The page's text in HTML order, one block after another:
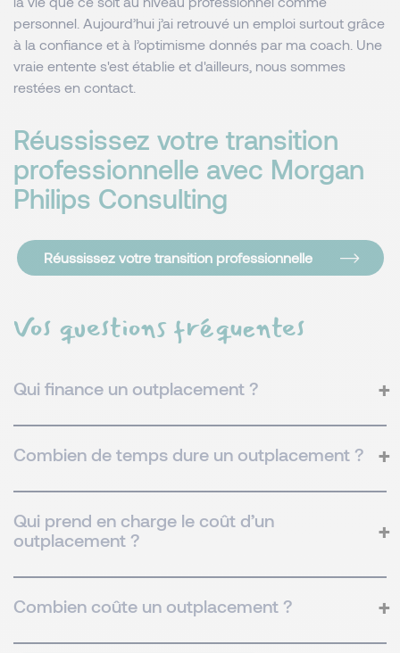
personnel. Aujourd’hui j’ai retrouvé un emploi surtout grâce
à la confiance et à l’optimisme donnés par ma coach. Une
vraie entente s'est établie et d'ailleurs, nous sommes
restées en contact.
Réussissez votre transition
professionnelle avec Morgan
Philips Consulting
Réussissez votre transition professionnelle
Vos questions fréquentes
Qui finance un outplacement ?
Combien de temps dure un outplacement ?
Qui prend en charge le coût d’un
outplacement ?
Combien coûte un outplacement ?